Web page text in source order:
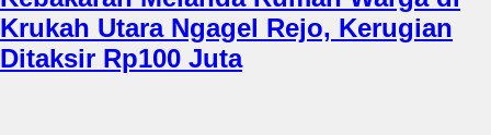
Krukah Utara Ngagel Rejo, Kerugian
Ditaksir Rp100 Juta